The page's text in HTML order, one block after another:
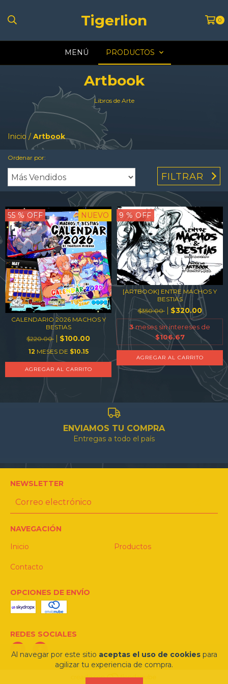
Al navegar por este sitio aceptas el uso de cookiespara
agilizar tu experiencia de compra.
Tigerlion 0
MENÚ PRODUCTOS
Artbook
Libros de Arte
Inicio / Artbook
Ordenar por:
FILTRAR
55 % OFF NUEVO
CALENDARIO 2026 MACHOS Y
BESTIAS
$220.00
$100.00
12 MESES DE $10.15
9 % OFF
[ARTBOOK] ENTRE MACHOS Y
BESTIAS
$350.00
$320.00
3meses sin intereses de
$106.67
AGREGAR AL CARRITO
ENVIAMOS TU COMPRA
Entregas a todo el país
NEWSLETTER
NAVEGACIÓN
Inicio
Productos
Contacto
OPCIONES DE ENVÍO
REDES SOCIALES